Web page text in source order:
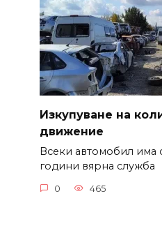
Изкупуване на
движение
Всеки автомобил има
години вярна служба
0 465